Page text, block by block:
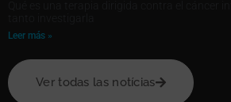
Leer más »
Ver todas las notícias